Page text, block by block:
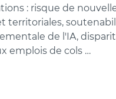
: risque de
territoriales,
de l'IA,
emplois de cols …